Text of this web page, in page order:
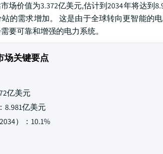
场价值为3.372亿美元,估计到2034年将达到
的需求增加。 这是由于全球转向更智能的
要可靠和增强的电力系统。
场关键要点
亿美元
8.981亿美元
）：10.1%